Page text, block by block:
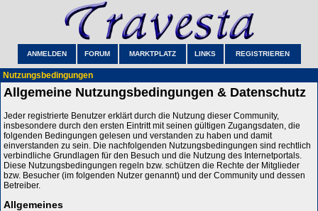
ANMELDEN FORUM MARKTPLATZ LINKS REGISTRIEREN
Nutzungsbedingungen
Allgemeine Nutzungsbedingungen & Datenschutz
Jeder registrierte Benutzer erklärt durch die Nutzung dieser Community,
insbesondere durch den ersten Eintritt mit seinen gültigen Zugangsdaten, die
folgenden Bedingungen gelesen und verstanden zu haben und damit
einverstanden zu sein. Die nachfolgenden Nutzungsbedingungen sind rechtlich
verbindliche Grundlagen für den Besuch und die Nutzung des Internetportals.
Diese Nutzungsbedingungen regeln bzw. schützen die Rechte der Mitglieder
bzw. Besucher (im folgenden Nutzer genannt) und der Community und dessen
Betreiber.
Allgemeines